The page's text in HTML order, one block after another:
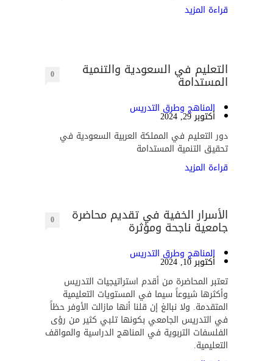
قراءة المزيد
التعليم في السعودية والتنمية
المستدامة 0
المناهج وطرق التدريس
أكتوبر 29, 2024
دور التعليم في المملكة العربية السعودية في
تحقيق التنمية المستدامة
قراءة المزيد
الأسرار الخفية في تقديم محاضرة
جامعية ناجحة ومؤثرة 0
المناهج وطرق التدريس
أكتوبر 10, 2024
تعتبر المحاضرة من أقدم استراتيجيات التدريس
وأكثرها شيوعاً سيما في المستويات التعليمية
المتقدمة. ولا نبالغ إن قلنا أنها مازالت الأوفر حظاً
في التدريس الجامعي بكونها تلبي كثير من رؤى
الفلسفات التربوية في المناهج الدراسية والمواقف
التعليمية.